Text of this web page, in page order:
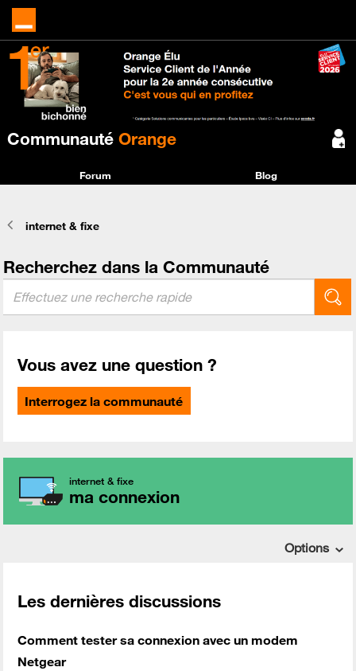
Communauté Orange
Forum Blog
internet & fixe
Recherchez dans la Communauté
Vous avez une question ?
Interrogez la communauté
internet & fixe
ma connexion
Options
Les dernières discussions
Comment tester sa connexion avec un modem
Netgear